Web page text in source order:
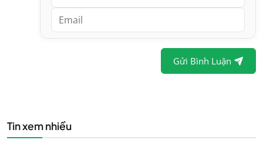
Gửi Bình Luận
Tin xem nhiều